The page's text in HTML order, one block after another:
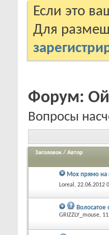
Если это
Для
Форум:
Вопросы
Заголовок / Автор
Мох прямо на
Loreal , 22.06.2012
Волосатое
GRIZZLY_mouse,